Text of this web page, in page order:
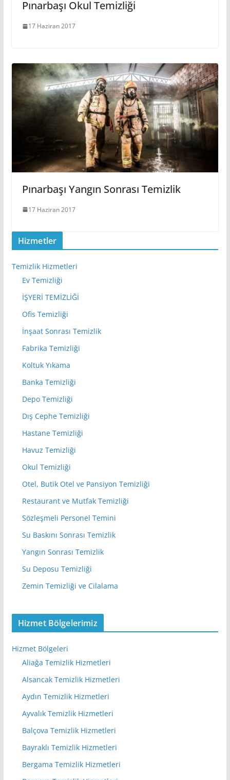
Pınarbaşı Okul Temizliği
17 Haziran 2017
Pınarbaşı Yangın Sonrası Temizlik
17 Haziran 2017
Hizmetler
Temizlik Hizmetleri
Ev Temizliği
İŞYERİ TEMİZLİĞİ
Ofis Temizliği
İnşaat Sonrası Temizlik
Fabrika Temizliği
Koltuk Yıkama
Banka Temizliği
Depo Temizliği
Dış Cephe Temizliği
Hastane Temizliği
Havuz Temizliği
Okul Temizliği
Otel, Butik Otel ve Pansiyon Temizliği
Restaurant ve Mutfak Temizliği
Sözleşmeli Personel Temini
Su Baskını Sonrası Temizlik
Yangın Sonrası Temizlik
Su Deposu Temizliği
Zemin Temizliği ve Cilalama
Hizmet Bölgelerimiz
Hizmet Bölgeleri
Aliağa Temizlik Hizmetleri
Alsancak Temizlik Hizmetleri
Aydın Temizlik Hizmetleri
Ayvalık Temizlik Hizmetleri
Balçova Temizlik Hizmetleri
Bayraklı Temizlik Hizmetleri
Bergama Temizlik Hizmetleri